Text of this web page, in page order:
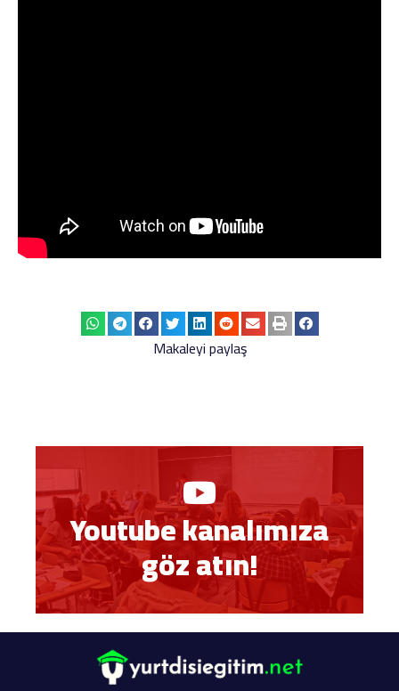
Makaleyi paylaş
Youtube kanalımıza
göz atın!